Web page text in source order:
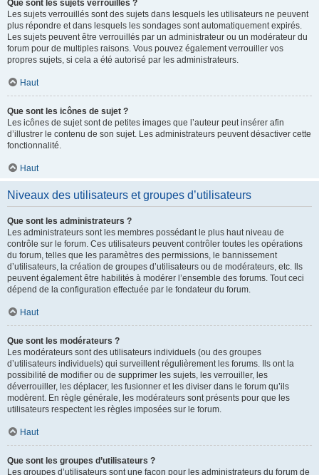
Que sont les sujets verrouillés ?
Les sujets verrouillés sont des sujets dans lesquels les utilisateurs ne peuvent
plus répondre et dans lesquels les sondages sont automatiquement expirés.
Les sujets peuvent être verrouillés par un administrateur ou un modérateur du
forum pour de multiples raisons. Vous pouvez également verrouiller vos
propres sujets, si cela a été autorisé par les administrateurs.
Haut
Que sont les icônes de sujet ?
Les icônes de sujet sont de petites images que l’auteur peut insérer afin
d’illustrer le contenu de son sujet. Les administrateurs peuvent désactiver cette
fonctionnalité.
Haut
Niveaux des utilisateurs et groupes d’utilisateurs
Que sont les administrateurs ?
Les administrateurs sont les membres possédant le plus haut niveau de
contrôle sur le forum. Ces utilisateurs peuvent contrôler toutes les opérations
du forum, telles que les paramètres des permissions, le bannissement
d’utilisateurs, la création de groupes d’utilisateurs ou de modérateurs, etc. Ils
peuvent également être habilités à modérer l’ensemble des forums. Tout ceci
dépend de la configuration effectuée par le fondateur du forum.
Haut
Que sont les modérateurs ?
Les modérateurs sont des utilisateurs individuels (ou des groupes
d’utilisateurs individuels) qui surveillent régulièrement les forums. Ils ont la
possibilité de modifier ou de supprimer les sujets, les verrouiller, les
déverrouiller, les déplacer, les fusionner et les diviser dans le forum qu’ils
modèrent. En règle générale, les modérateurs sont présents pour que les
utilisateurs respectent les règles imposées sur le forum.
Haut
Que sont les groupes d’utilisateurs ?
Les groupes d’utilisateurs sont une façon pour les administrateurs du forum de